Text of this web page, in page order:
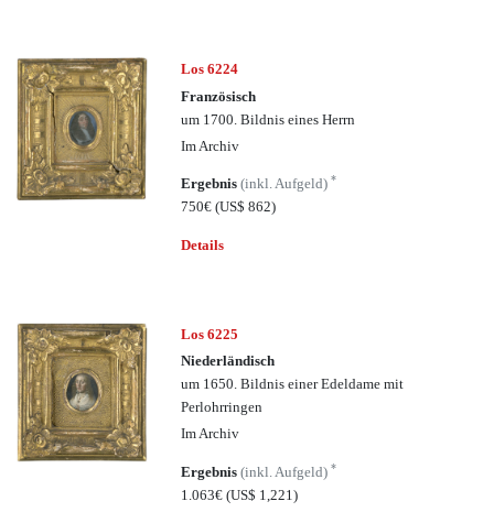
Los 6224
Französisch
um 1700. Bildnis eines Herrn
Im Archiv
Ergebnis(inkl. Aufgeld)*
750€(US$ 862)
Details
Los 6225
Niederländisch
um 1650. Bildnis einer Edeldame mit
Perlohrringen
Im Archiv
Ergebnis(inkl. Aufgeld)*
1.063€(US$ 1,221)